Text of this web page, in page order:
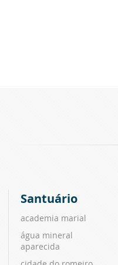
Santuário
academia marial
água mineral
aparecida